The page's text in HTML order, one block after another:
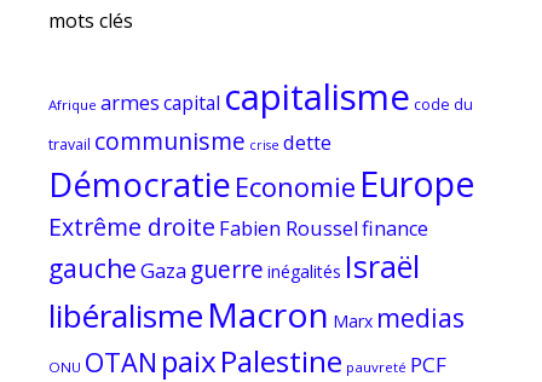
mots clés
Afrique armescapital capitalisme code du
travail communisme crise dette
Démocratie Economie Europe
Extrême droite Fabien Rousselfinance
gaucheGaza guerre inégalités Israël
libéralismeMacron Marx medias
ONU OTAN paixPalestine pauvreté PCF